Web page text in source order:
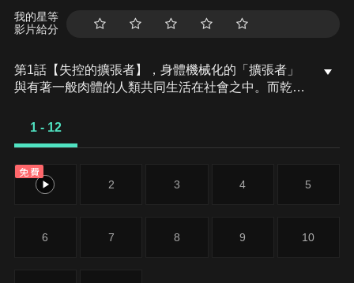
我的星等
影片給分
第1話【失控的擴張者】，身體機械化的「擴張者」
與有著一般肉體的人類共同生活在社會之中。而乾十
生。有一天，一個全身擴張者的壯漢出現在十三面
少年是被人從孤兒院誘拐出去的，並要求十三將少年
交給她，然而…。
1 - 12
免費
1 2 3 4 5
6 7 8 9 10